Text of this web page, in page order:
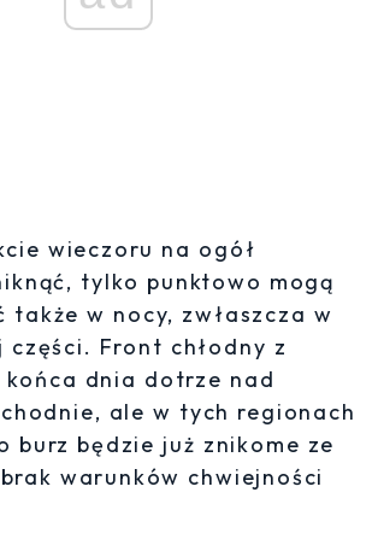
wieczoru na ogół
tylko punktowo mogą
także w nocy, zwłaszcza w
części. Front chłodny z
dnia dotrze nad
ale w tych regionach
burz będzie już znikome ze
warunków chwiejności